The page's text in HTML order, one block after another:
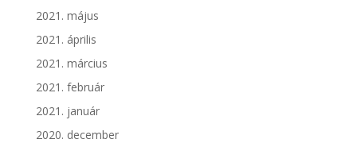
2021. május
2021. április
2021. március
2021. február
2021. január
2020. december